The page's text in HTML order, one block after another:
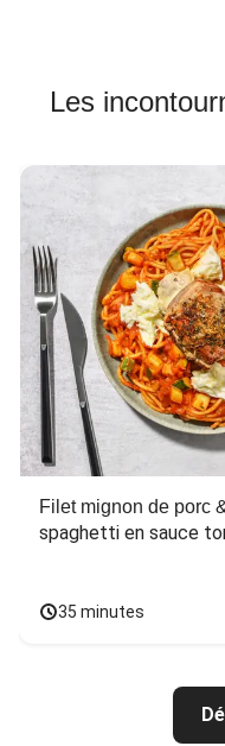
Les
Filet mignon de porc
spaghetti en sauce
35 minutes